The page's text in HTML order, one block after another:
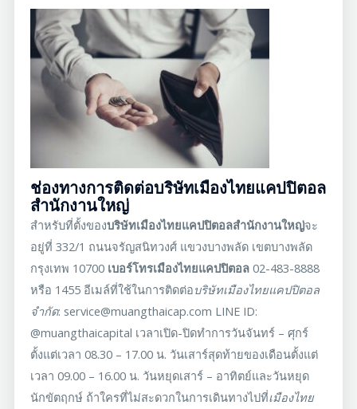
ช่องทางการติดต่อบริษัทเมืองไทยแคปปิตอล
สํานักงานใหญ่
สำหรับที่ตั้งของบริษัทเมืองไทยแคปปิตอลสํานักงานใหญ่จะ
อยู่ที่ 332/1 ถนนจรัญสนิทวงศ์ แขวงบางพลัด เขตบางพลัด
กรุงเทพ 10700 เบอร์โทรเมืองไทยแคปปิตอล 02-483-8888
หรือ 1455 อีเมล์ที่ใช้ในการติดต่อบริษัทเมืองไทยแคปปิตอล
จำกัด: service@muangthaicap.com LINE ID:
@muangthaicapital เวลาเปิด-ปิดทำการวันจันทร์ – ศุกร์
ตั้งแต่เวลา 08.30 – 17.00 น. วันเสาร์สุดท้ายของเดือนตั้งแต่
เวลา 09.00 – 16.00 น. วันหยุดเสาร์– อาทิตย์และวันหยุด
นักขัตฤกษ์ ถ้าใครที่ไม่สะดวกในการเดินทางไปที่เมืองไทย